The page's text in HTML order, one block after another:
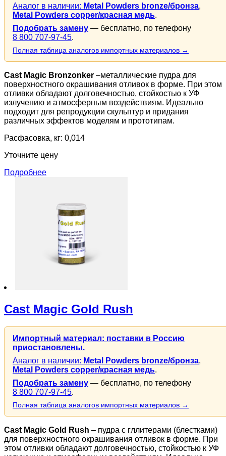
Аналог в наличии: Metal Powders bronze/бронза,
Metal Powders copper/красная медь.
Подобрать замену — бесплатно, по телефону
8 800 707-97-45.
Полная таблица аналогов импортных материалов →
Cast Magic Bronzonker –металлические пудра для
поверхностного окрашивания отливок в форме. При этом
отливки обладают долговечностью, стойкостью к УФ
излучению и атмосферным воздействиям. Идеально
подходит для репродукции скульптур и придания
различных эффектов моделям и прототипам.
Расфасовка, кг: 0,014
Уточните цену
Подробнее
Cast Magic Gold Rush
Импортный материал: поставки в Россию
приостановлены.
Аналог в наличии: Metal Powders bronze/бронза,
Metal Powders copper/красная медь.
Подобрать замену — бесплатно, по телефону
8 800 707-97-45.
Полная таблица аналогов импортных материалов →
Cast Magic Gold Rush – пудра с гллитерами (блестками)
для поверхностного окрашивания отливок в форме. При
этом отливки обладают долговечностью, стойкостью к УФ